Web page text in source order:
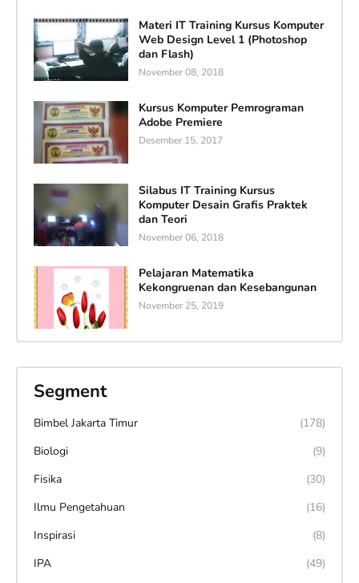
Materi IT Training Kursus Komputer
Web Design Level 1 (Photoshop
dan Flash)
November 08, 2018
Kursus Komputer Pemrograman
Adobe Premiere
Desember 15, 2017
Silabus IT Training Kursus
Komputer Desain Grafis Praktek
dan Teori
November 06, 2018
Pelajaran Matematika
Kekongruenan dan Kesebangunan
November 25, 2019
Segment
Bimbel Jakarta Timur
(178)
Biologi
(9)
Fisika
(30)
Ilmu Pengetahuan
(16)
Inspirasi
(8)
IPA
(49)